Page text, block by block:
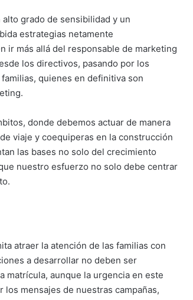
grado de sensibilidad y un
estrategias netamente
ir más allá del responsable de marketing
los directivos, pasando por los
quienes en definitiva son
donde debemos actuar de manera
viaje y coequiperas en la construcción
las bases no solo del crecimiento
nuestro esfuerzo no solo debe centrar
atraer la atención de las familias con
a desarrollar no deben ser
matrícula, aunque la urgencia en este
mensajes de nuestras campañas,